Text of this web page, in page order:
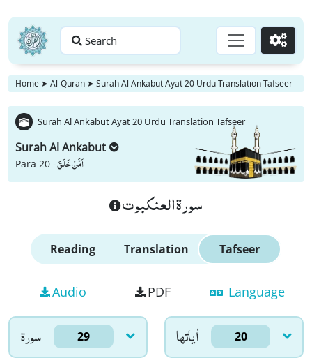
Search Go
Home ➤ Al-Quran ➤ Surah Al Ankabut Ayat 20 Urdu Translation Tafseer
Surah Al Ankabut Ayat 20 Urdu Translation Tafseer
Surah Al Ankabut
Para 20 -اَمَّنْ خَلَقَ
سورة العنكبوت
Reading Translation Tafseer
Audio PDF Language
سورۃ 29 اٰياتها 20